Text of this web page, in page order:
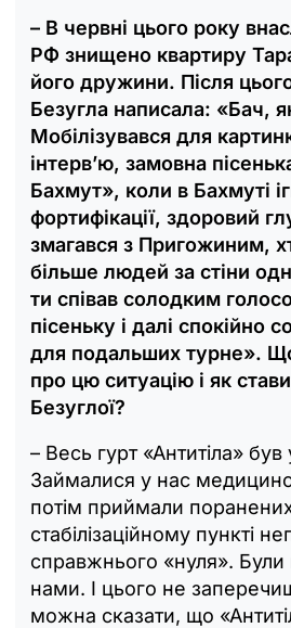
– В червні цього року
РФ знищено квартиру
його дружини. Після
Безугла написала: «Бач,
Мобілізувався для
інтерв’ю, замовна
Бахмут», коли в Бахмуті
фортифікації, здоровий
змагався з Пригожиним,
більше людей за стіни
ти співав солодким
пісеньку і далі спокійно
для подальших турне».
про цю ситуацію і як
Безуглої?
– Весь гурт «Антитіла» був
Займалися у нас
потім приймали поранених
стабілізаційному пункті
справжнього «нуля». Були
нами. І цього не
можна сказати, що